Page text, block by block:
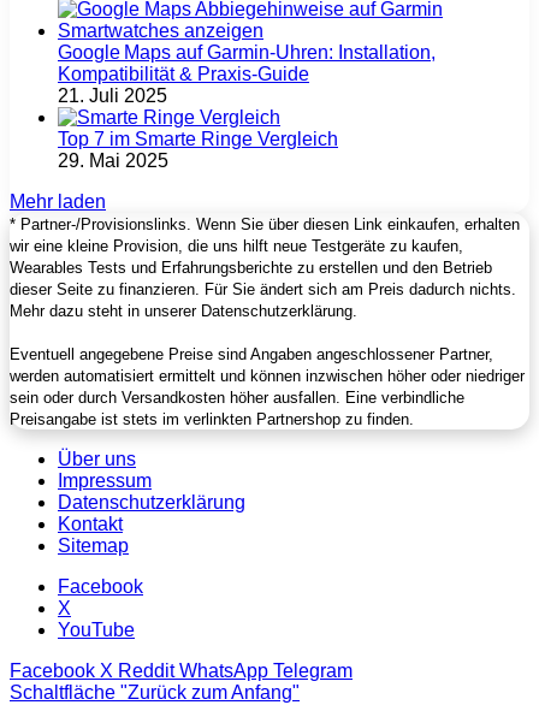
Google Maps auf Garmin‑Uhren: Installation,
Kompatibilität & Praxis‑Guide
21. Juli 2025
Top 7 im Smarte Ringe Vergleich
29. Mai 2025
Mehr laden
* Partner-/Provisionslinks. Wenn Sie über diesen Link einkaufen, erhalten
wir eine kleine Provision, die uns hilft neue Testgeräte zu kaufen,
Wearables Tests und Erfahrungsberichte zu erstellen und den Betrieb
dieser Seite zu finanzieren. Für Sie ändert sich am Preis dadurch nichts.
Mehr dazu steht in unserer Datenschutzerklärung.
Eventuell angegebene Preise sind Angaben angeschlossener Partner,
werden automatisiert ermittelt und können inzwischen höher oder niedriger
sein oder durch Versandkosten höher ausfallen. Eine verbindliche
Preisangabe ist stets im verlinkten Partnershop zu finden.
Über uns
Impressum
Datenschutzerklärung
Kontakt
Sitemap
Facebook
X
YouTube
Facebook X Reddit WhatsApp Telegram
Schaltfläche "Zurück zum Anfang"